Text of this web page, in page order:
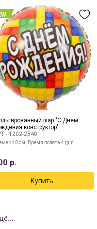
шар "С Днем
конструктор"
- 1202-2840
40 см. Время полета 4 дня
р.